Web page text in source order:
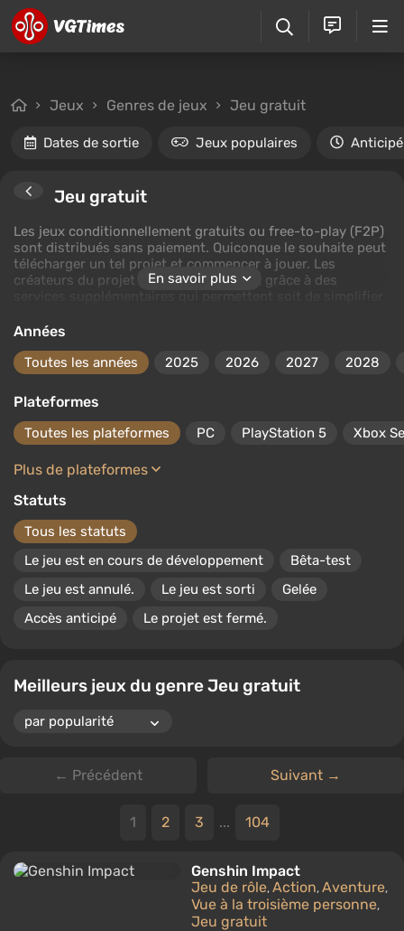
Jeux Genres de jeux Jeu gratuit
Dates de sortie Jeux populaires Anticipé
Jeu gratuit
Les jeux conditionnellement gratuits ou free-to-play (F2P)
sont distribués sans paiement. Quiconque le souhaite peut
télécharger un tel projet et commencer à jouer. Les
créateurs du projet gagnent de l'argent grâce à des
visuellement en valeur leurs personnages.
En savoir plus
Années
Toutes les années 2025 2026 2027 2028
Plateformes
Toutes les plateformes PC PlayStation 5 Xbox
Plus de plateformes
Statuts
Tous les statuts
Le jeu est en cours de développement
Bêta-test
Le jeu est annulé.
Le jeu est sorti
Gelée
Accès anticipé
Le projet est fermé.
Meilleurs jeux du genre Jeu gratuit
← Précédent Suivant →
1 2 3 ... 104
Genshin Impact
Jeu de rôle, Action, Aventure,
Vue à la troisième personne,
Jeu gratuit